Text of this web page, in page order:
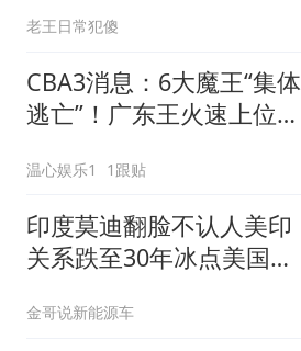
老王日常犯傻
CBA3消息：6大魔王“集体
逃亡”！广东王火速上位，
温心娱乐1 1跟贴
印度莫迪翻脸不认人美印
关系跌至30年冰点美国终
金哥说新能源车